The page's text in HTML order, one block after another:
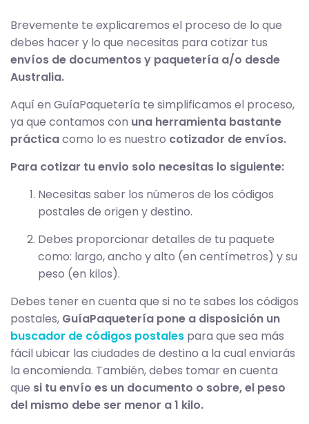
Brevemente te explicaremos el proceso de lo que
debes hacer y lo que necesitas para cotizar tus
envíos de documentos y paquetería a/o desde
Australia.
Aquí en GuíaPaquetería te simplificamos el proceso,
ya que contamos con una herramienta bastante
prácticacomo lo es nuestro cotizador de envíos.
Para cotizar tu envio solo necesitas lo siguiente:
Necesitas saber los números de los códigos
postales de origen y destino.
Debes proporcionar detalles de tu paquete
como: largo, ancho y alto (en centímetros) y su
peso (en kilos).
Debes tener en cuenta que si no te sabes los códigos
postales, GuíaPaquetería pone a disposición un
buscador de códigos postales para que sea más
fácil ubicar las ciudades de destino a la cual enviarás
la encomienda. También, debes tomar en cuenta
que si tu envío es un documento o sobre, el peso
del mismo debe ser menor a 1 kilo.